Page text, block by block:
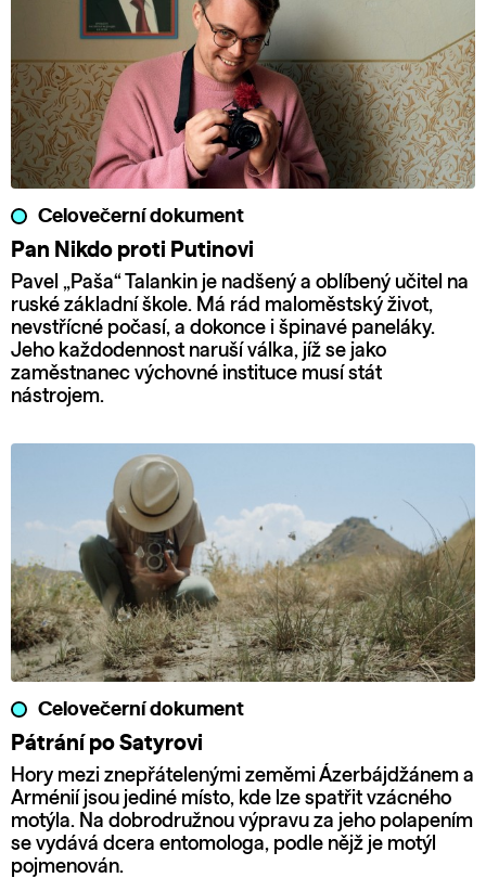
Celovečerní dokument
Pan Nikdo proti Putinovi
Pavel „Paša“ Talankin je nadšený a oblíbený učitel na
ruské základní škole. Má rád maloměstský život,
nevstřícné počasí, a dokonce i špinavé paneláky.
Jeho každodennost naruší válka, jíž se jako
zaměstnanec výchovné instituce musí stát
nástrojem.
Celovečerní dokument
Pátrání po Satyrovi
Hory mezi znepřátelenými zeměmi Ázerbájdžánem a
Arménií jsou jediné místo, kde lze spatřit vzácného
motýla. Na dobrodružnou výpravu za jeho polapením
se vydává dcera entomologa, podle nějž je motýl
pojmenován.